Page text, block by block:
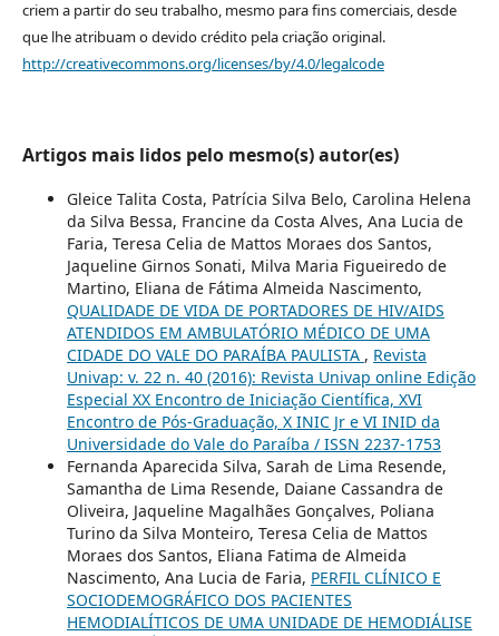
criem a partir do seu trabalho, mesmo para fins comerciais, desde
que lhe atribuam o devido crédito pela criação original.
http://creativecommons.org/licenses/by/4.0/legalcode
Artigos mais lidos pelo mesmo(s) autor(es)
Gleice Talita Costa, Patrícia Silva Belo, Carolina Helena
da Silva Bessa, Francine da Costa Alves, Ana Lucia de
Faria, Teresa Celia de Mattos Moraes dos Santos,
Jaqueline Girnos Sonati, Milva Maria Figueiredo de
Martino, Eliana de Fátima Almeida Nascimento,
QUALIDADE DE VIDA DE PORTADORES DE HIV/AIDS
ATENDIDOS EM AMBULATÓRIO MÉDICO DE UMA
CIDADE DO VALE DO PARAÍBA PAULISTA , Revista
Univap: v. 22 n. 40 (2016): Revista Univap online Edição
Especial XX Encontro de Iniciação Científica, XVI
Encontro de Pós-Graduação, X INIC Jr e VI INID da
Universidade do Vale do Paraíba / ISSN 2237-1753
Fernanda Aparecida Silva, Sarah de Lima Resende,
Samantha de Lima Resende, Daiane Cassandra de
Oliveira, Jaqueline Magalhães Gonçalves, Poliana
Turino da Silva Monteiro, Teresa Celia de Mattos
Moraes dos Santos, Eliana Fatima de Almeida
Nascimento, Ana Lucia de Faria, PERFIL CLÍNICO E
SOCIODEMOGRÁFICO DOS PACIENTES
HEMODIALÍTICOS DE UMA UNIDADE DE HEMODIÁLISE